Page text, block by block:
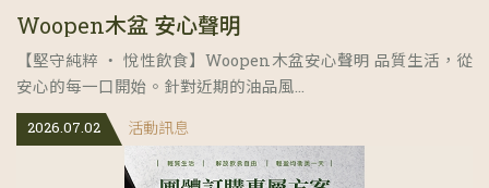
Woopen木盆 安心聲明
【堅守純粹 ‧ 悅性飲食】Woopen木盆安心聲明 品質生活，從
安心的每一口開始。針對近期的油品風...
2026.07.02 活動訊息